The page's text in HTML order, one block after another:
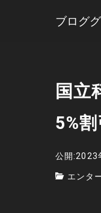
ブロググ
国立
5%
公開:2023
エンタ